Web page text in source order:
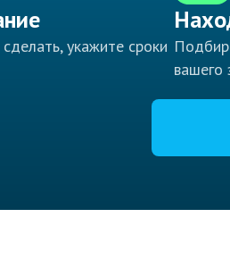
укажите сроки
вашего